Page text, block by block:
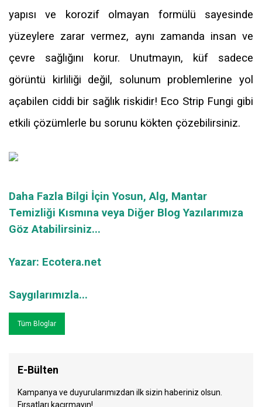
yapısı ve korozif olmayan formülü sayesinde
yüzeylere zarar vermez, aynı zamanda insan ve
çevre sağlığını korur. Unutmayın, küf sadece
görüntü kirliliği değil, solunum problemlerine yol
açabilen ciddi bir sağlık riskidir! Eco Strip Fungi gibi
etkili çözümlerle bu sorunu kökten çözebilirsiniz.
Daha Fazla Bilgi İçinYosun, Alg, Mantar
Temizliği Kısmına veya Diğer Blog Yazılarımıza
Göz Atabilirsiniz...
Yazar: Ecotera.net
Saygılarımızla...
Tüm Bloglar
E-Bülten
Kampanya ve duyurularımızdan ilk sizin haberiniz olsun.
Fırsatları kaçırmayın!